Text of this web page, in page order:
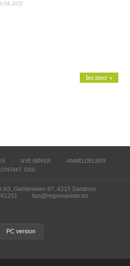
les mer »
NYE BØKER
ANMELDELSER
OSS
Gamleveien 87, 4315 Sandnes
tips@regionaviser.no
PC version